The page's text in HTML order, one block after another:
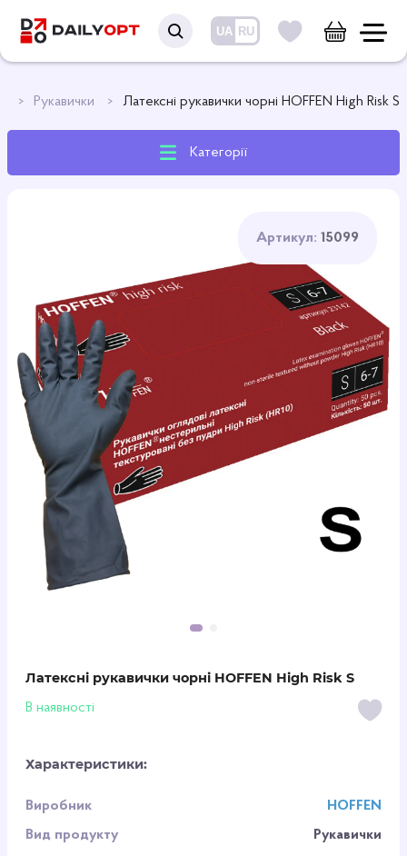
UA RU
Рукавички Латексні рукавички чорні HOFFEN High Risk S
Категорії
Артикул: 15099
Латексні рукавички чорні HOFFEN High Risk S
В наявності
Характеристики:
Виробник
HOFFEN
Вид продукту
Рукавички